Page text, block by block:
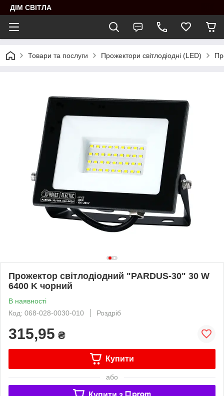
ДІМ СВІТЛА
Товари та послуги Прожектори світлодіодні (LED)
Прожектор світлодіодний "PARDUS-30" 30 W
6400 K чорний
В наявності
Код: 068-028-0030-010
Роздріб
315,95 ₴
Купити
або